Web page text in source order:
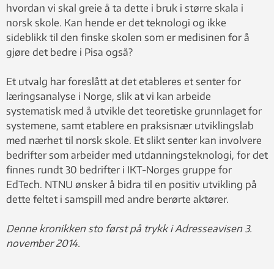
hvordan vi skal greie å ta dette i bruk i større skala i
norsk skole. Kan hende er det teknologi og ikke
sideblikk til den finske skolen som er medisinen for å
gjøre det bedre i Pisa også?
Et utvalg har foreslått at det etableres et senter for
læringsanalyse i Norge, slik at vi kan arbeide
systematisk med å utvikle det teoretiske grunnlaget for
systemene, samt etablere en praksisnær utviklingslab
med nærhet til norsk skole. Et slikt senter kan involvere
bedrifter som arbeider med utdanningsteknologi, for det
finnes rundt 30 bedrifter i IKT-Norges gruppe for
EdTech. NTNU ønsker å bidra til en positiv utvikling på
dette feltet i samspill med andre berørte aktører.
Denne kronikken sto først på trykk i Adresseavisen 3.
november 2014.